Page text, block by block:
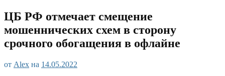
ЦБ РФ отмечает смещение
мошеннических схем в сторону
срочного обогащения в офлайне
от Alex на 14.05.2022